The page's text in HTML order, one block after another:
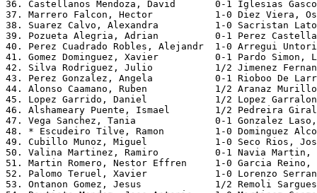
36. Castellanos Mendoza, David       0-1 Iglesias
37. Marrero Falcon, Hector           1-0 Diez Viera,
38. Suarez Calvo, Alexandra          1-0 Sacristan
39. Pozueta Alegria, Adrian          0-1 Perez
40. Perez Cuadrado Robles, Alejandr  1-0 Arregui
41. Gomez Dominguez, Xavier          0-1 Pardo Simon,
42. Silva Rodriguez, Julio           1/2 Jimenez
43. Perez Gonzalez, Angela           0-1 Rioboo De
44. Alonso Caamano, Ruben            1/2 Aranaz
45. Lopez Garrido, Daniel            1/2 Lopez
46. Alshameary Puente, Ismael        1/2 Pedreira
47. Vega Sanchez, Tania              0-1 Gonzalez
48. * Escudeiro Tilve, Ramon         1-0 Dominguez
49. Cubillo Munoz, Miguel            1-0 Seco Rios,
50. Valina Martinez, Ramiro          0-1 Navia Martin,
51. Martin Romero, Nestor Effren     1-0 Garcia Reino,
52. Palomo Teruel, Xavier            1-0 Lorenzo
53. Ontanon Gomez, Jesus             1/2 Remoli